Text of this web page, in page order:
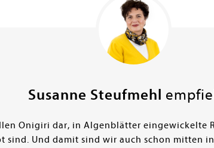
Susanne Steufmehl
Onigiri dar, in Algenblätter eingewickelte
sind. Und damit sind wir auch schon mitten